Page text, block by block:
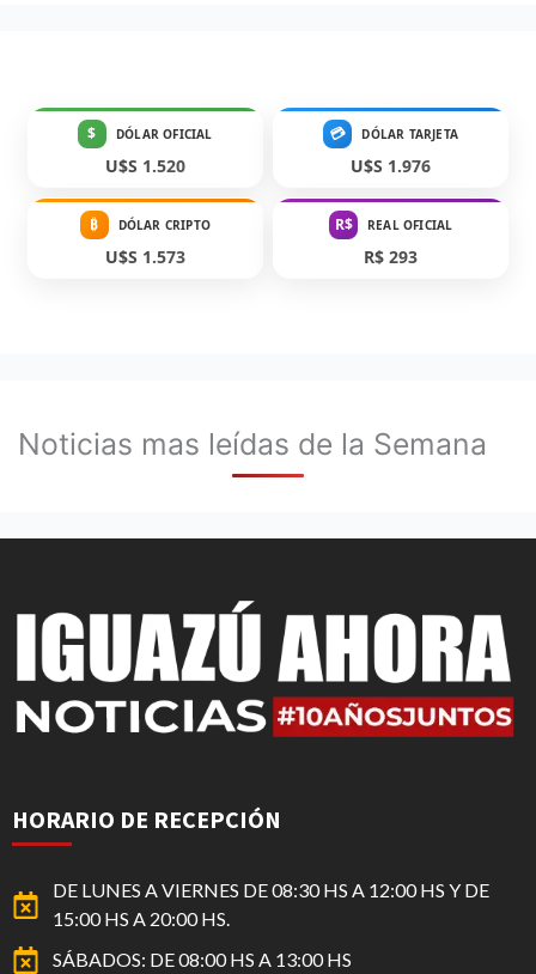
$ DÓLAR OFICIAL
U$S 1.520
💳 DÓLAR TARJETA
U$S 1.976
₿ DÓLAR CRIPTO
U$S 1.573
R$ REAL OFICIAL
R$ 293
Noticias mas leídas de la Semana
HORARIO DE RECEPCIÓN
DE LUNES A VIERNES DE 08:30 HS A 12:00 HS Y DE
15:00 HS A 20:00 HS.
SÁBADOS: DE 08:00 HS A 13:00 HS